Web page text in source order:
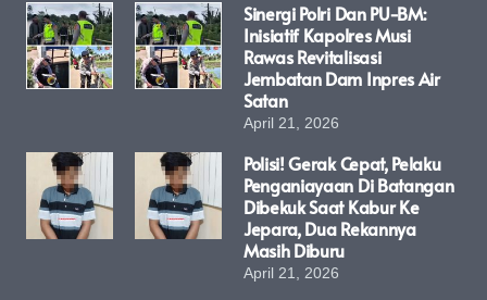
Sinergi Polri Dan PU-BM:
Inisiatif Kapolres Musi
Rawas Revitalisasi
Jembatan Dam Inpres Air
Satan
April 21, 2026
Polisi! Gerak Cepat, Pelaku
Penganiayaan Di Batangan
Dibekuk Saat Kabur Ke
Jepara, Dua Rekannya
Masih Diburu
April 21, 2026